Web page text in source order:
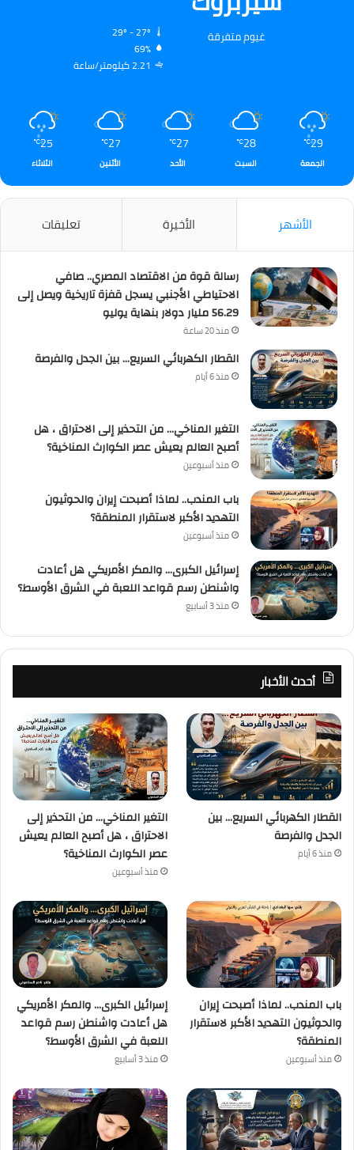
غيوم متفرقة
69%
2.21 كيلومتر/ساعة
29
℃
الجمعة
28
℃
السبت
27
℃
الأحد
27
℃
الأثنين
25
℃
الثلاثاء
الأشهر الأخيرة تعليقات
رسالة قوة من الاقتصاد المصري.. صافي
الاحتياطي الأجنبي يسجل قفزة تاريخية ويصل إلى
56.29 مليار دولار بنهاية يوليو
منذ 20 ساعة
القطار الكهربائي السريع… بين الجدل والفرصة
منذ 6 أيام
التغير المناخي… من التحذير إلى الاحتراق ، هل
أصبح العالم يعيش عصر الكوارث المناخية؟
منذ أسبوعين
باب المندب.. لماذا أصبحت إيران والحوثيون
التهديد الأكبر لاستقرار المنطقة؟
منذ أسبوعين
إسرائيل الكبرى… والمكر الأمريكي هل أعادت
واشنطن رسم قواعد اللعبة في الشرق الأوسط؟
منذ 3 أسابيع
أحدث الأخبار
القطار الكهربائي السريع… بين
الجدل والفرصة
منذ 6 أيام
التغير المناخي… من التحذير إلى
الاحتراق ، هل أصبح العالم يعيش
عصر الكوارث المناخية؟
منذ أسبوعين
باب المندب.. لماذا أصبحت إيران
والحوثيون التهديد الأكبر لاستقرار
المنطقة؟
منذ أسبوعين
إسرائيل الكبرى… والمكر الأمريكي
هل أعادت واشنطن رسم قواعد
اللعبة في الشرق الأوسط؟
منذ 3 أسابيع